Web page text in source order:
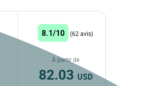
8.1/10 (62 avis)
À partir de
82.03 USD